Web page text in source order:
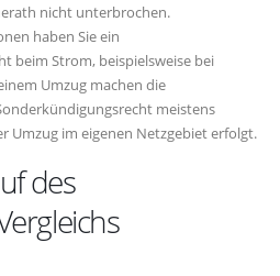
nicht unterbrochen.
haben Sie ein
beim Strom, beispielsweise bei
Umzug machen die
meistens
Umzug im eigenen Netzgebiet erfolgt.
des